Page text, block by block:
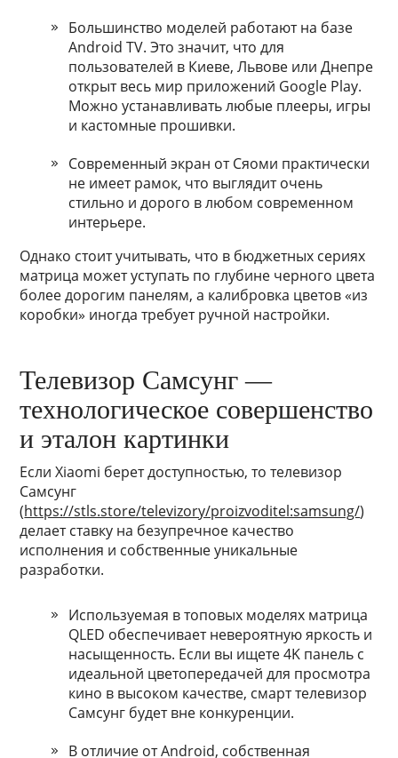
Большинство моделей работают на базе
Android TV. Это значит, что для
пользователей в Киеве, Львове или Днепре
открыт весь мир приложений Google Play.
Можно устанавливать любые плееры, игры
и кастомные прошивки.
Современный экран от Сяоми практически
не имеет рамок, что выглядит очень
стильно и дорого в любом современном
интерьере.
Однако стоит учитывать, что в бюджетных сериях
матрица может уступать по глубине черного цвета
более дорогим панелям, а калибровка цветов «из
коробки» иногда требует ручной настройки.
Телевизор Самсунг —
технологическое совершенство
и эталон картинки
Если Xiaomi берет доступностью, то телевизор
Самсунг
(https://stls.store/televizory/proizvoditel:samsung/)
делает ставку на безупречное качество
исполнения и собственные уникальные
разработки.
Используемая в топовых моделях матрица
QLED обеспечивает невероятную яркость и
насыщенность. Если вы ищете 4K панель с
идеальной цветопередачей для просмотра
кино в высоком качестве, смарт телевизор
Самсунг будет вне конкуренции.
В отличие от Android, собственная